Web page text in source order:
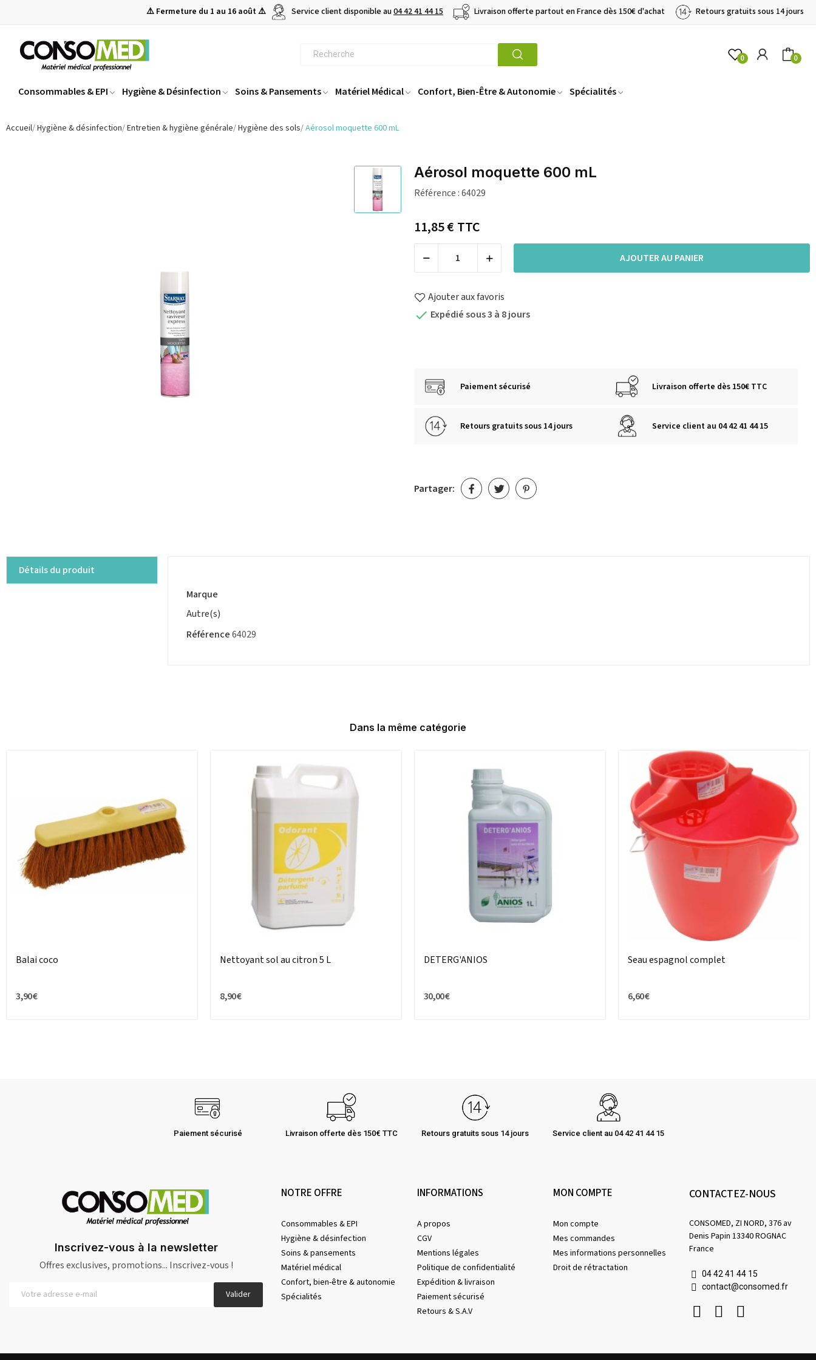
⚠️ Fermeture du 1 au 16 août ⚠️ Service client disponible au04 42 41 44 15 Livraison offerte partout en France dès 150€ d'achat Retours gratuits sous 14 jours
0 0
Consommables & EPI Hygiène & Désinfection Soins & Pansements Matériel Médical Confort, Bien-Être & Autonomie Spécialités
Accueil Hygiène & désinfection Entretien & hygiène générale Hygiène des sols Aérosol moquette 600 mL
Aérosol moquette 600 mL
Référence :64029
11,85 €TTC
AJOUTER AU PANIER
Ajouter aux favoris
 Expédié sous 3 à 8 jours
Paiement sécurisé Livraison offerte dès 150€ TTC
Retours gratuits sous 14 jours Service client au 04 42 41 44 15
Partager:
Détails du produit
Marque
Autre(s)
Référence64029
Dans la même catégorie
Balai coco
3,90 €
Nettoyant sol au citron 5 L
8,90 €
DETERG'ANIOS
30,00 €
Seau espagnol complet
6,60 €
Paiement sécurisé Livraison offerte dès 150€ TTC Retours gratuits sous 14 jours Service client au 04 42 41 44 15
Inscrivez-vous à la newsletter
Offres exclusives, promotions... Inscrivez-vous !
Valider
NOTRE OFFRE
Consommables & EPI
Hygiène & désinfection
Soins & pansements
Matériel médical
Confort, bien-être & autonomie
Spécialités
INFORMATIONS
A propos
CGV
Mentions légales
Politique de confidentialité
Expédition & livraison
Paiement sécurisé
Retours & S.A.V
MON COMPTE
Mon compte
Mes commandes
Mes informations personnelles
Droit de rétractation
CONTACTEZ-NOUS
CONSOMED, ZI NORD, 376 av
Denis Papin 13340 ROGNAC
France
04 42 41 44 15
contact@consomed.fr